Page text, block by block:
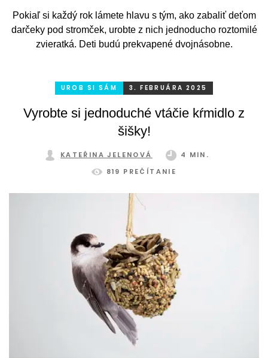
Pokiaľ si každý rok lámete hlavu s tým, ako zabaliť deťom
darčeky pod stromček, urobte z nich jednoducho roztomilé
zvieratká. Deti budú prekvapené dvojnásobne.
UROB SI SÁM 3. FEBRUÁRA 2025
Vyrobte si jednoduché vtáčie kŕmidlo z
šišky!
KATEŘINA JELENOVÁ
4 MIN.
819 PREČÍTANIE